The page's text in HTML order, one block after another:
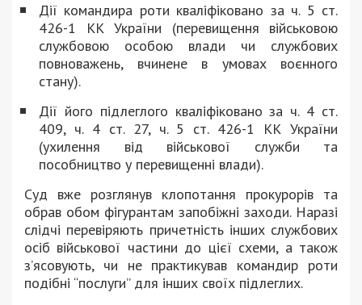
Дії командира роти кваліфіковано за ч. 5 ст.
426-1 КК України (перевищення військовою
службовою особою влади чи службових
повноважень, вчинене в умовах воєнного
стану).
Дії його підлеглого кваліфіковано за ч. 4 ст.
409, ч. 4 ст. 27, ч. 5 ст. 426-1 КК України
(ухилення від військової служби та
пособництво у перевищенні влади).
Суд вже розглянув клопотання прокурорів та
обрав обом фігурантам запобіжні заходи. Наразі
слідчі перевіряють причетність інших службових
осіб військової частини до цієї схеми, а також
з’ясовують, чи не практикував командир роти
подібні “послуги” для інших своїх підлеглих.